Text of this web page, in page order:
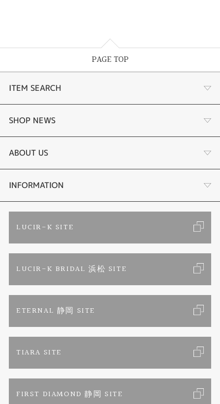
PAGE TOP
ITEM SEARCH
商品一覧
婚約指輪
結婚指輪
ブランドリスト
オーダーメイド専用サイト
SORA
エタニティリング
婚約ネックレス
真珠ネックレス
SHOP NEWS
リフォーム
金・プラチナ買取り
金属アレルギーお悩み相談
プロポーズ相談室
ABOUT US
会社概要
お客様の声
INFORMATION
プライバシーポリシー
LUCIR-K SITE
LUCIR-K BRIDAL 浜松 SITE
ETERNAL 静岡 SITE
TIARA SITE
FIRST DIAMOND 静岡 SITE